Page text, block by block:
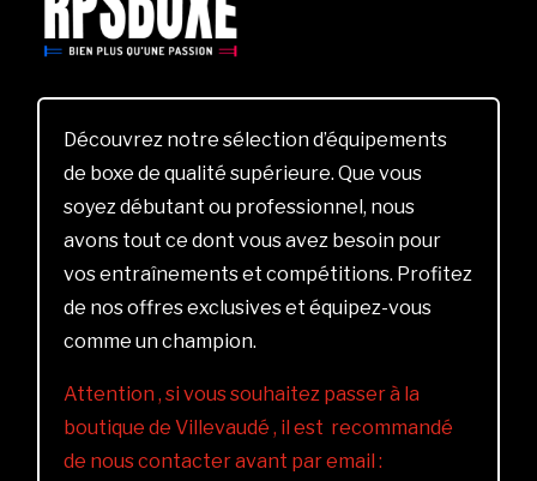
Découvrez notre sélection d’équipements
de boxe de qualité supérieure. Que vous
soyez débutant ou professionnel, nous
avons tout ce dont vous avez besoin pour
vos entraînements et compétitions. Profitez
de nos offres exclusives et équipez-vous
comme un champion.
Attention , si vous souhaitez passer à la
boutique de Villevaudé , il est recommandé
de nous contacter avant par email :